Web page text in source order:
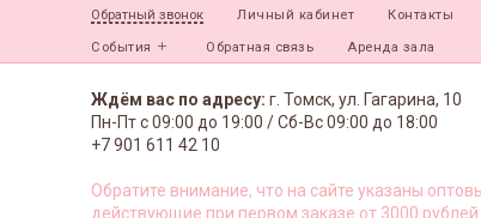
Обратный звонок Личный кабинет Контакты
События Обратная связь Аренда зала
Ждём вас по адресу: г. Томск, ул. Гагарина, 10
Пн-Пт с09:00 до 19:00 /Сб-Вс 09:00 до 18:00
+7 901 611 42 10
Обратите внимание, что на сайте указаны
действующие при первом заказе от 3000 рублей.